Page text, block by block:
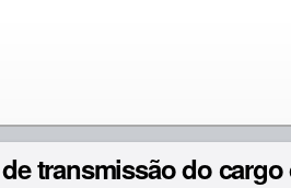
transmissão do